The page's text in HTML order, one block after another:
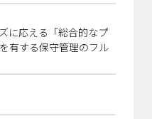
に応える「総合的なプ
有する保守管理のフル